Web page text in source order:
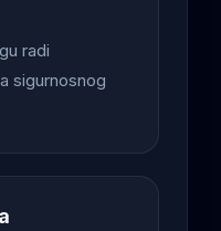
radi
sigurnosnog